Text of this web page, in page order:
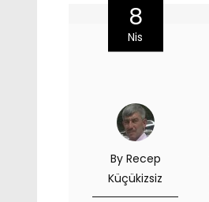
8
Nis
By Recep
Küçükizsiz